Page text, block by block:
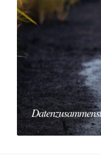
R
e
c
t
i
h
E
B
i
c
a
r
e
n
u
a
m
n